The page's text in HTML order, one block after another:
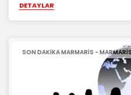
DETAYLAR
SON DAKIKA MARMARIS -